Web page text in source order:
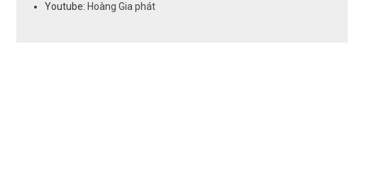
Youtube: Hoàng Gia phát